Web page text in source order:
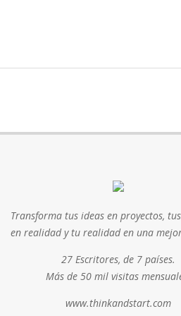
Transforma tus ideas en proyectos,
en realidad y tu realidad en una
27 Escritores, de 7 países.
Más de 50 mil visitas
www.thinkandstart.com